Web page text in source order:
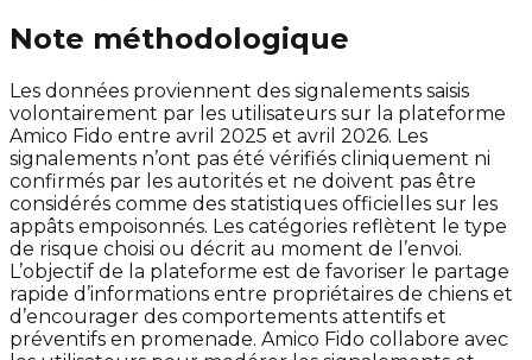
Note méthodologique
Les données proviennent des signalements saisis
volontairement par les utilisateurs sur la plateforme
Amico Fido entre avril 2025 et avril 2026. Les
signalements n’ont pas été vérifiés cliniquement ni
confirmés par les autorités et ne doivent pas être
considérés comme des statistiques officielles sur les
appâts empoisonnés. Les catégories reflètent le type
de risque choisi ou décrit au moment de l’envoi.
L’objectif de la plateforme est de favoriser le partage
rapide d’informations entre propriétaires de chiens et
d’encourager des comportements attentifs et
préventifs en promenade. Amico Fido collabore avec